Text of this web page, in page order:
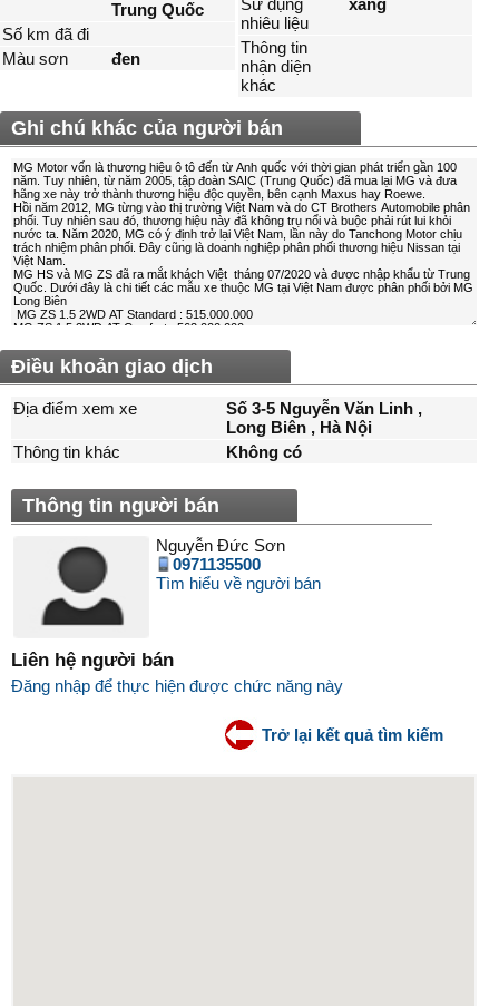
Trung Quốc
Số km đã đi
Màu sơn
đen
Sử dụng
nhiêu liệu
xăng
Thông tin
nhận diện
khác
Ghi chú khác của người bán
Điều khoản giao dịch
Địa điểm xem xe
Số 3-5 Nguyễn Văn Linh ,
Long Biên , Hà Nội
Thông tin khác
Không có
Thông tin người bán
Nguyễn Đức Sơn
0971135500
Tìm hiểu về người bán
Liên hệ người bán
Đăng nhập để thực hiện được chức năng này
Trở lại kết quả tìm kiếm